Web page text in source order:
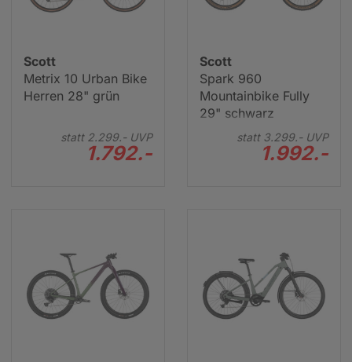
Scott
Metrix 10 Urban Bike
Herren 28" grün
statt 2.299.-UVP
1.792.-
Scott
Spark 960
Mountainbike Fully
29" schwarz
statt 3.299.-UVP
1.992.-